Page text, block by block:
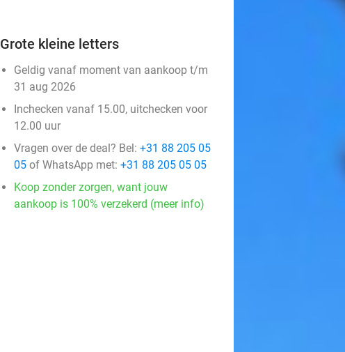
Grote kleine letters
Geldig vanaf moment van aankoop t/m
31 aug 2026
Inchecken vanaf 15.00, uitchecken voor
12.00 uur
Vragen over de deal? Bel: +31 88 205 05
05 of WhatsApp met: +31 88 205 05 05
Koop zonder zorgen, want jouw
aankoop is 100% verzekerd (meer info)